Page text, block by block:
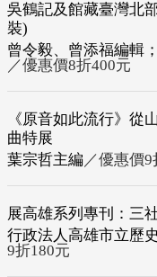
吳鶴記及館藏臺灣北
裝)
曾令毅、曾添福編輯
／優惠價8折400元
《原音如此流行》從
曲特展
葉宗哲主編 ／優惠價9
展高雄系列專刊：三
行政法人高雄市立歷
9折180元